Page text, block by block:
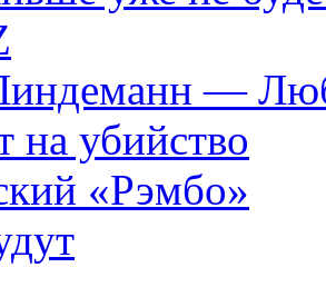
—
на убийство
«Рэмбо»